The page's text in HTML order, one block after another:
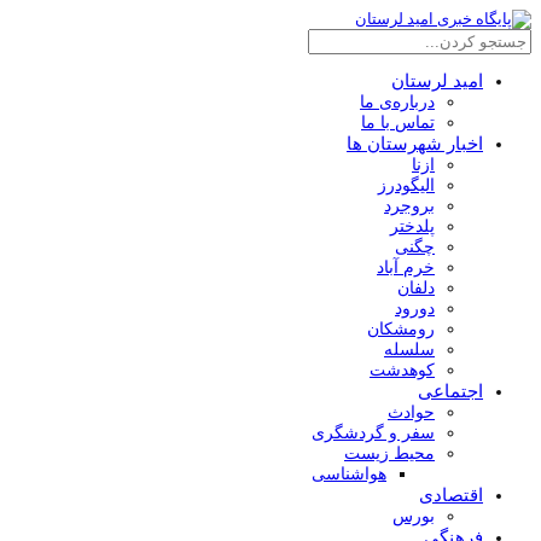
امید لرستان
درباره‌ی ما
تماس با ما
اخبار شهرستان ها
ازنا
الیگودرز
بروجرد
پلدختر
چگنی
خرم آباد
دلفان
دورود
رومشکان
سلسله
کوهدشت
اجتماعی
حوادث
سفر و گردشگری
محیط زیست
هواشناسی
اقتصادی
بورس